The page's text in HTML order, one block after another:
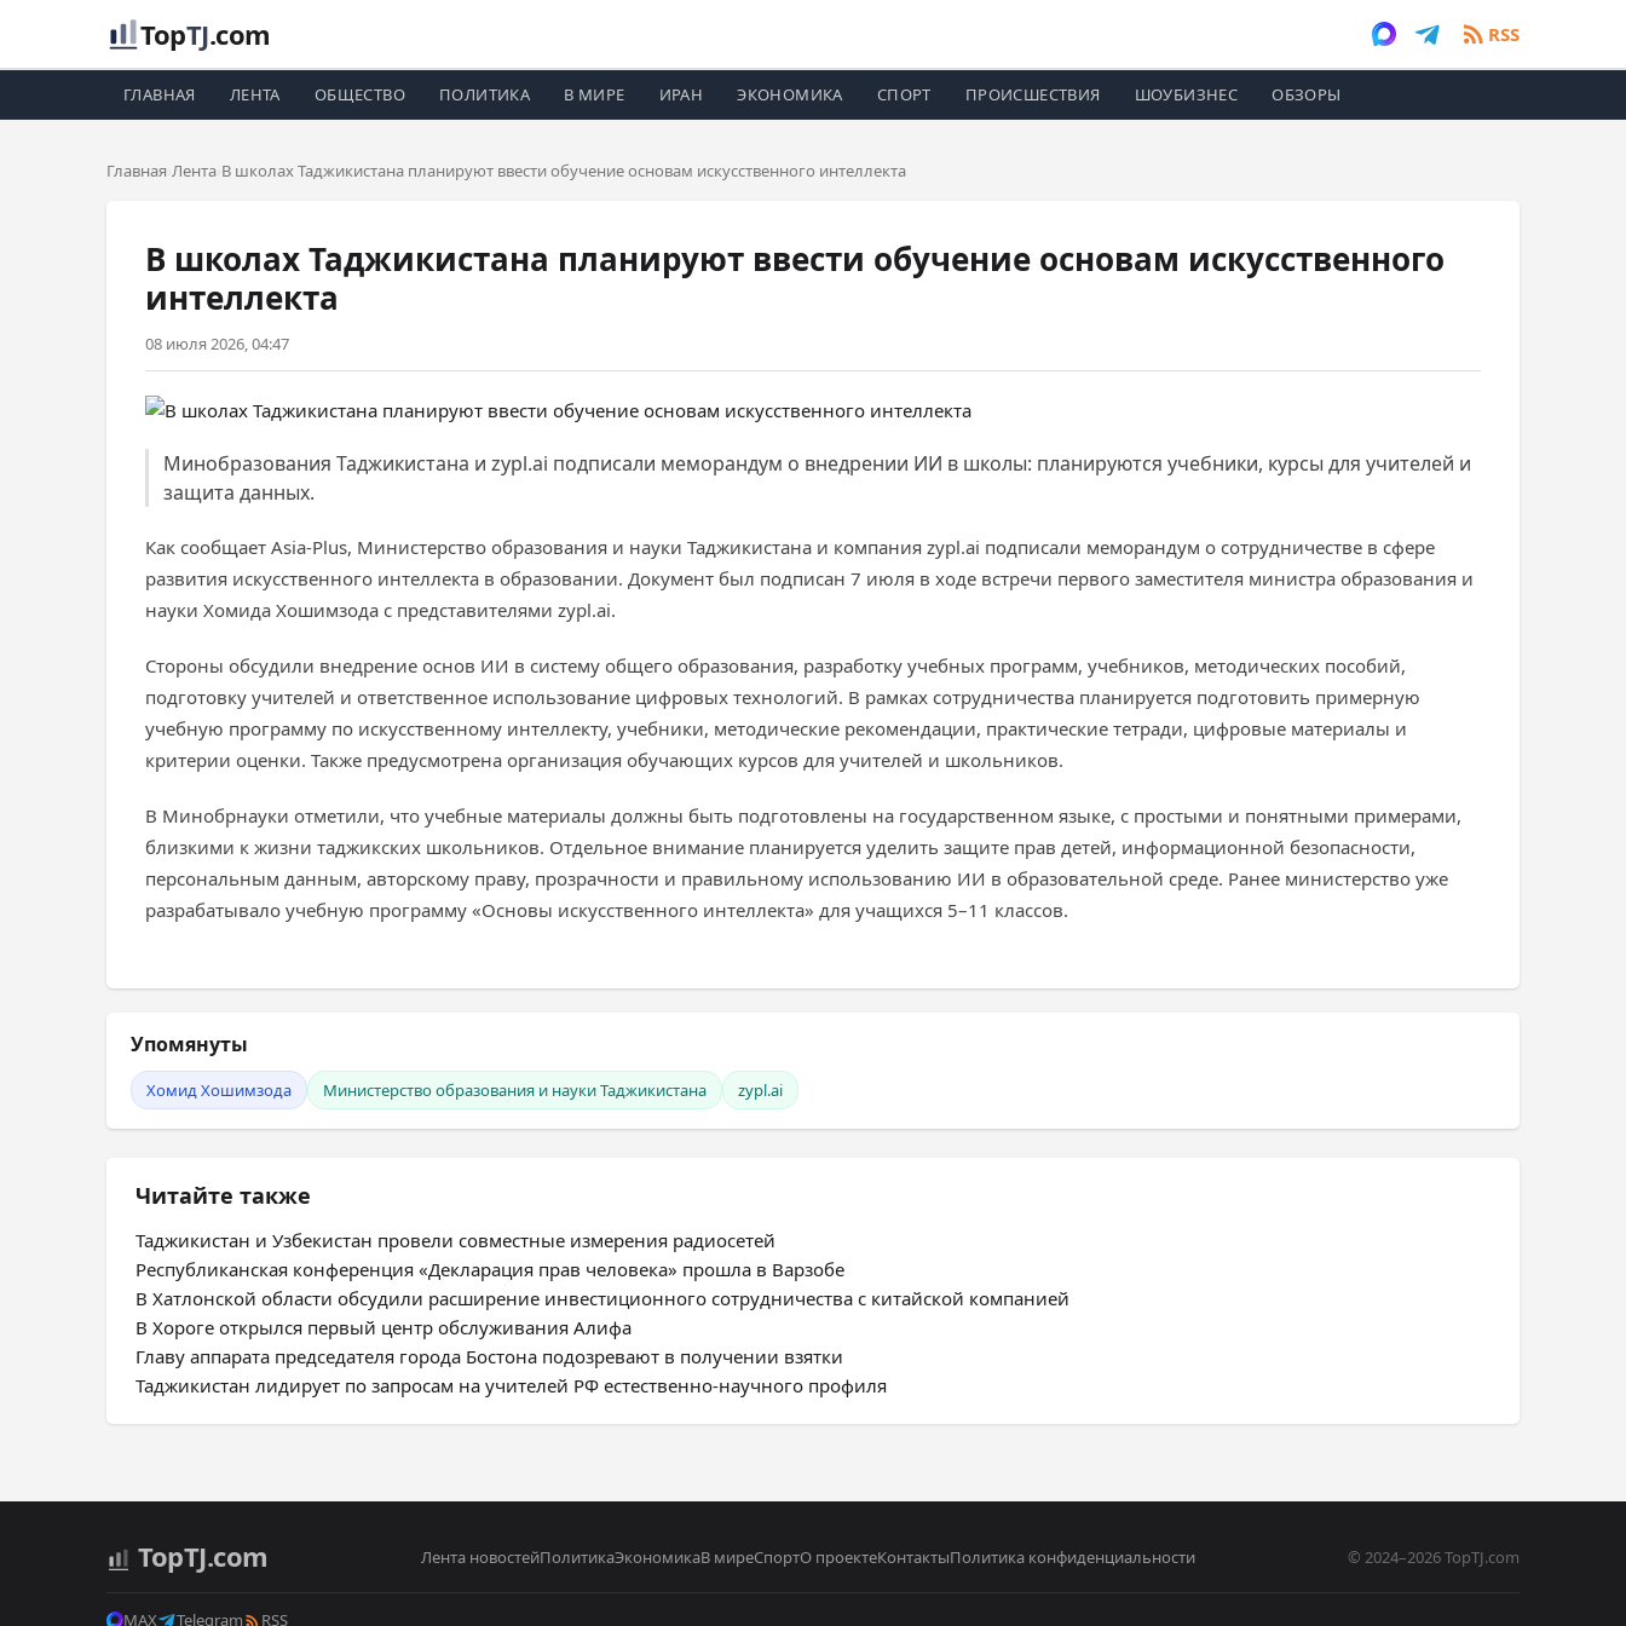
TopTJ.com RSS
ГЛАВНАЯ ЛЕНТА ОБЩЕСТВО ПОЛИТИКА В МИРЕ ИРАН ЭКОНОМИКА СПОРТ ПРОИСШЕСТВИЯ ШОУБИЗНЕС ОБЗОРЫ
Главная Лента В школах Таджикистана планируют ввести обучение основам искусственного интеллекта
В школах Таджикистана планируют ввести обучение основам искусственного
интеллекта
08 июля 2026, 04:47
Минобразования Таджикистана и zypl.ai подписали меморандум о внедрении ИИ в школы: планируются учебники, курсы для учителей и
защита данных.
Как сообщает Asia-Plus, Министерство образования и науки Таджикистана и компания zypl.ai подписали меморандум о сотрудничестве в сфере
развития искусственного интеллекта в образовании. Документ был подписан 7 июля в ходе встречи первого заместителя министра образования и
науки Хомида Хошимзода с представителями zypl.ai.
Стороны обсудили внедрение основ ИИ в систему общего образования, разработку учебных программ, учебников, методических пособий,
подготовку учителей и ответственное использование цифровых технологий. В рамках сотрудничества планируется подготовить примерную
учебную программу по искусственному интеллекту, учебники, методические рекомендации, практические тетради, цифровые материалы и
критерии оценки. Также предусмотрена организация обучающих курсов для учителей и школьников.
В Минобрнауки отметили, что учебные материалы должны быть подготовлены на государственном языке, с простыми и понятными примерами,
близкими к жизни таджикских школьников. Отдельное внимание планируется уделить защите прав детей, информационной безопасности,
персональным данным, авторскому праву, прозрачности и правильному использованию ИИ в образовательной среде. Ранее министерство уже
разрабатывало учебную программу «Основы искусственного интеллекта» для учащихся 5–11 классов.
Упомянуты
Хомид Хошимзода Министерство образования и науки Таджикистана zypl.ai
Читайте также
Таджикистан и Узбекистан провели совместные измерения радиосетей
Республиканская конференция «Декларация прав человека» прошла в Варзобе
В Хатлонской области обсудили расширение инвестиционного сотрудничества с китайской компанией
В Хороге открылся первый центр обслуживания Алифа
Главу аппарата председателя города Бостона подозревают в получении взятки
Таджикистан лидирует по запросам на учителей РФ естественно-научного профиля
TopTJ.com Лента новостейПолитикаЭкономикаВ миреСпортО проектеКонтактыПолитика конфиденциальности © 2024–2026 TopTJ.com
MAX Telegram RSS